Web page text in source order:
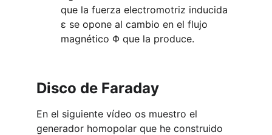
que la fuerza electromotriz inducida
ε se opone al cambio en el flujo
magnético Φ que la produce.
Disco de Faraday
En el siguiente vídeo os muestro el
generador homopolar que he construido